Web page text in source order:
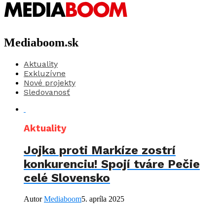
Mediaboom.sk
Aktuality
Exkluzívne
Nové projekty
Sledovanosť
Aktuality
Jojka proti Markíze zostrí
konkurenciu! Spojí tváre Pečie
celé Slovensko
AutorMediaboom5. apríla 2025